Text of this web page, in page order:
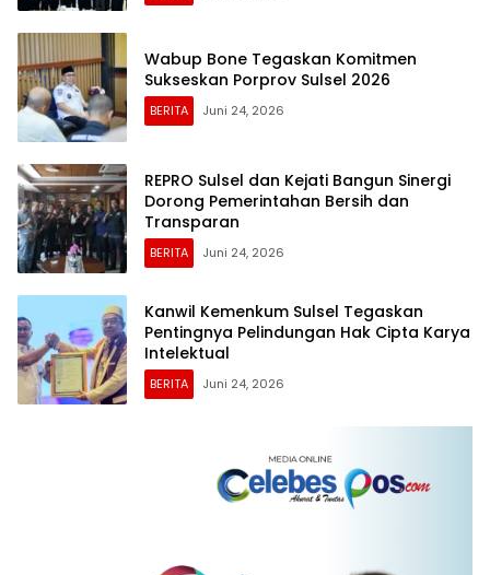
Wabup Bone Tegaskan Komitmen
Sukseskan Porprov Sulsel 2026
BERITA Juni 24, 2026
REPRO Sulsel dan Kejati Bangun Sinergi
Dorong Pemerintahan Bersih dan
Transparan
BERITA Juni 24, 2026
Kanwil Kemenkum Sulsel Tegaskan
Pentingnya Pelindungan Hak Cipta Karya
Intelektual
BERITA Juni 24, 2026